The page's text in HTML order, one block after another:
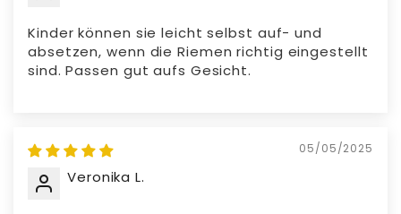
Kinder können sie leicht selbst auf- und
absetzen, wenn die Riemen richtig eingestellt
sind. Passen gut aufs Gesicht.
05/05/2025
Veronika L.